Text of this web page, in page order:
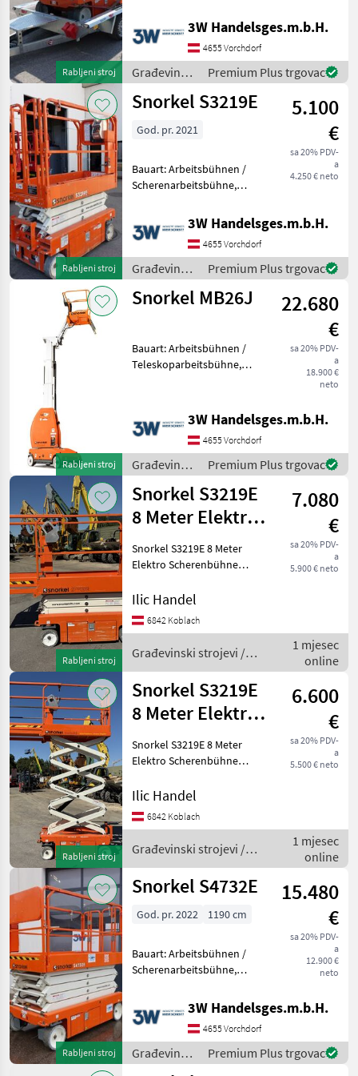
Genie
Manitou
JLG
Haulotte
Fliegl
Prikaži
sve
(19)
MARKETPLACE
Marketplace
Ponude
trgovaca
Mali
Rabljeni stroj
Snorkel S4726E
Scherenarbeitsbühne inkl.
Transportanhänger
""SONDERPRE
3W Handelsges.m.b.H.
4655 Vorchdorf
Građevinski
strojevi /
Snorkel
Premium Plus trgovac
Rabljeni stroj
Snorkel S3219E
5.100
€
sa 20% PDV-
a
4.250 € neto
God. pr. 2021
Bauart: Arbeitsbühnen /
Scherenarbeitsbühne,
Građevinski strojevi
Građevinska dizala
3W Handelsges.m.b.H.
4655 Vorchdorf
Građevinski
strojevi /
Snorkel
Premium Plus trgovac
Rabljeni stroj
Snorkel MB26J
22.680
€
sa 20% PDV-
a
18.900 €
neto
Bauart: Arbeitsbühnen /
Teleskoparbeitsbühne,
einsetzbarer, robuster
Mastlift In voller Höhe
fahrbar Extra-schmal
(100cm)
3W Handelsges.m.b.H.
4655 Vorchdorf
Građevinski
strojevi /
Snorkel
Premium Plus trgovac
Rabljeni stroj
Snorkel S3219E
8 Meter Elektro
Scherenbühne
7.080
€
sa 20% PDV-
a
5.900 € neto
Snorkel S3219E 8 Meter
Elektro Scherenbühne
Eigengewicht 1564 kg
1537 Guter Algeminer
Ilic Handel
6842 Koblach
Građevinski strojevi /
Snorkel
1 mjesec
online
Rabljeni stroj
Snorkel S3219E
8 Meter Elektro
Scherenbühne
6.600
€
sa 20% PDV-
a
5.500 € neto
Snorkel S3219E 8 Meter
Elektro Scherenbühne
Eigengewicht 1564 kg
1537 Guter Algeminer
Ilic Handel
6842 Koblach
Građevinski strojevi /
Snorkel
1 mjesec
online
Rabljeni stroj
Snorkel S4732E
15.480
€
sa 20% PDV-
a
12.900 €
neto
God. pr. 2022 1190 cm
Bauart: Arbeitsbühnen /
Scherenarbeitsbühne,
Marking , Bereifung hinten:
Non Marking ,
Beschreibung: Ein wahr
3W Handelsges.m.b.H.
4655 Vorchdorf
Građevinski
strojevi /
Premium Plus trgovac